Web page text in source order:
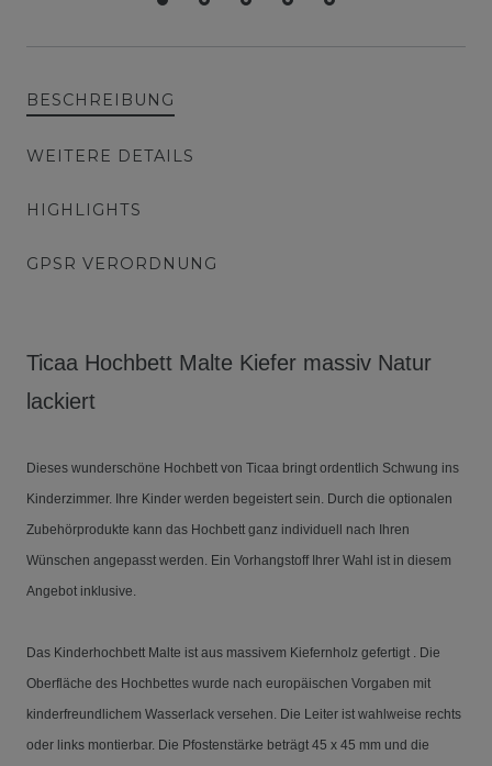
BESCHREIBUNG
WEITERE DETAILS
HIGHLIGHTS
GPSR VERORDNUNG
Ticaa Hochbett Malte Kiefer massiv Natur
lackiert
Dieses wunderschöne Hochbett von Ticaa bringt ordentlich Schwung ins
Kinderzimmer. Ihre Kinder werden begeistert sein. Durch die optionalen
Zubehörprodukte kann das Hochbett ganz individuell nach Ihren
Wünschen angepasst werden. Ein Vorhangstoff Ihrer Wahl ist in diesem
Angebot inklusive.
Das Kinderhochbett Malte ist aus massivem Kiefernholz gefertigt . Die
Oberfläche des Hochbettes wurde nach europäischen Vorgaben mit
kinderfreundlichem Wasserlack versehen. Die Leiter ist wahlweise rechts
oder links montierbar. Die Pfostenstärke beträgt 45 x 45 mm und die